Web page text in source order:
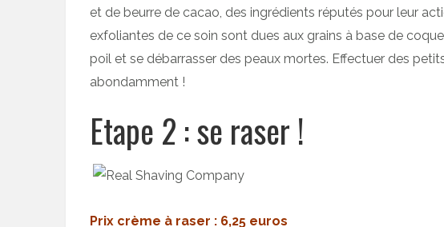
et de beurre de cacao, des ingrédients réputés pour leur
exfoliantes de ce soin sont dues aux grains à base de
poil et se débarrasser des peaux mortes. Effectuer des
abondamment !
Etape 2 : se raser !
Prix crème à raser : 6,25 euros